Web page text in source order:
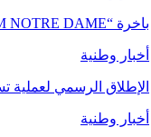
باخرة “CMA CGM NOTRE DAME”، إحدى أكبر ناقلات الحاويات، ترسو بميناء طنجة…
أخبار وطنية
الإطلاق الرسمي لعملية
أخبار وطنية